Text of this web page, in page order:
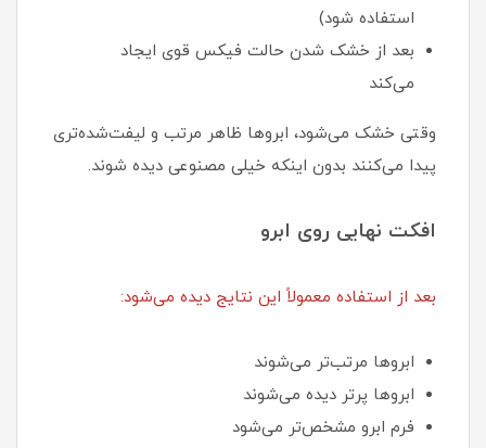
استفاده شود)
بعد از خشک شدن حالت فیکس قوی ایجاد
می‌کند
وقتی خشک می‌شود، ابروها ظاهر مرتب و لیفت‌شده‌تری
پیدا می‌کنند بدون اینکه خیلی مصنوعی دیده شوند.
افکت نهایی روی ابرو
بعد از استفاده معمولاً این نتایج دیده می‌شود:
ابروها مرتب‌تر می‌شوند
ابروها پرتر دیده می‌شوند
فرم ابرو مشخص‌تر می‌شود